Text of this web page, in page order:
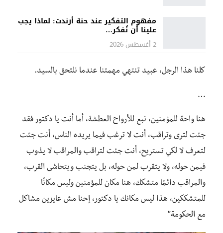
مفهوم التفكير عند حنة أرندت: لماذا يجب
علينا أن نُفكر…
2 أغسطس 2026
كلنا هذا الرجل، عبيد تنتهي مهمتنا عندما نلتحق بالسيد.
…
هنا واحة للمؤمنين، نبع للأرواح العطشة، أما أنت يا دكتور فقد
جئت لترى وتراقب، أنت لا ترغب فيما يريده الناس، أنت جئت
لتعرف لا لكي تستريح، أنت جئت لتراقب والمراقب لا يذوب
فيمن حوله، ولا يتقرب لمن حوله، بل يتجنب ويتحاشى القرب،
والمراقب دائمًا متشكك، هنا مكان للمؤمنين وليس مكانًا
للمتشككين، هذا ليس مكانك يا دكتور، إحنا مش عايزين مشاكل
مع الحكومة”